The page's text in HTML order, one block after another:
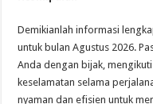
Demikianlah informasi
untuk bulan Agustus 2026.
Anda dengan bijak,
keselamatan selama
nyaman dan efisien untuk